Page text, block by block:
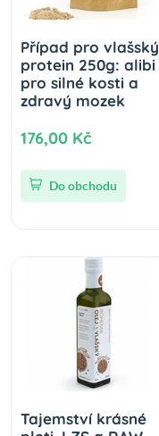
Případ pro vlašský
protein 250g: alibi
pro silné kosti a
zdravý mozek
176,00 Kč
Do obchodu
Tajemství krásné